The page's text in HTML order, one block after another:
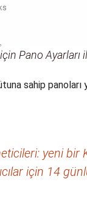
için Pano
sahip panoları
yeni bir
için 14